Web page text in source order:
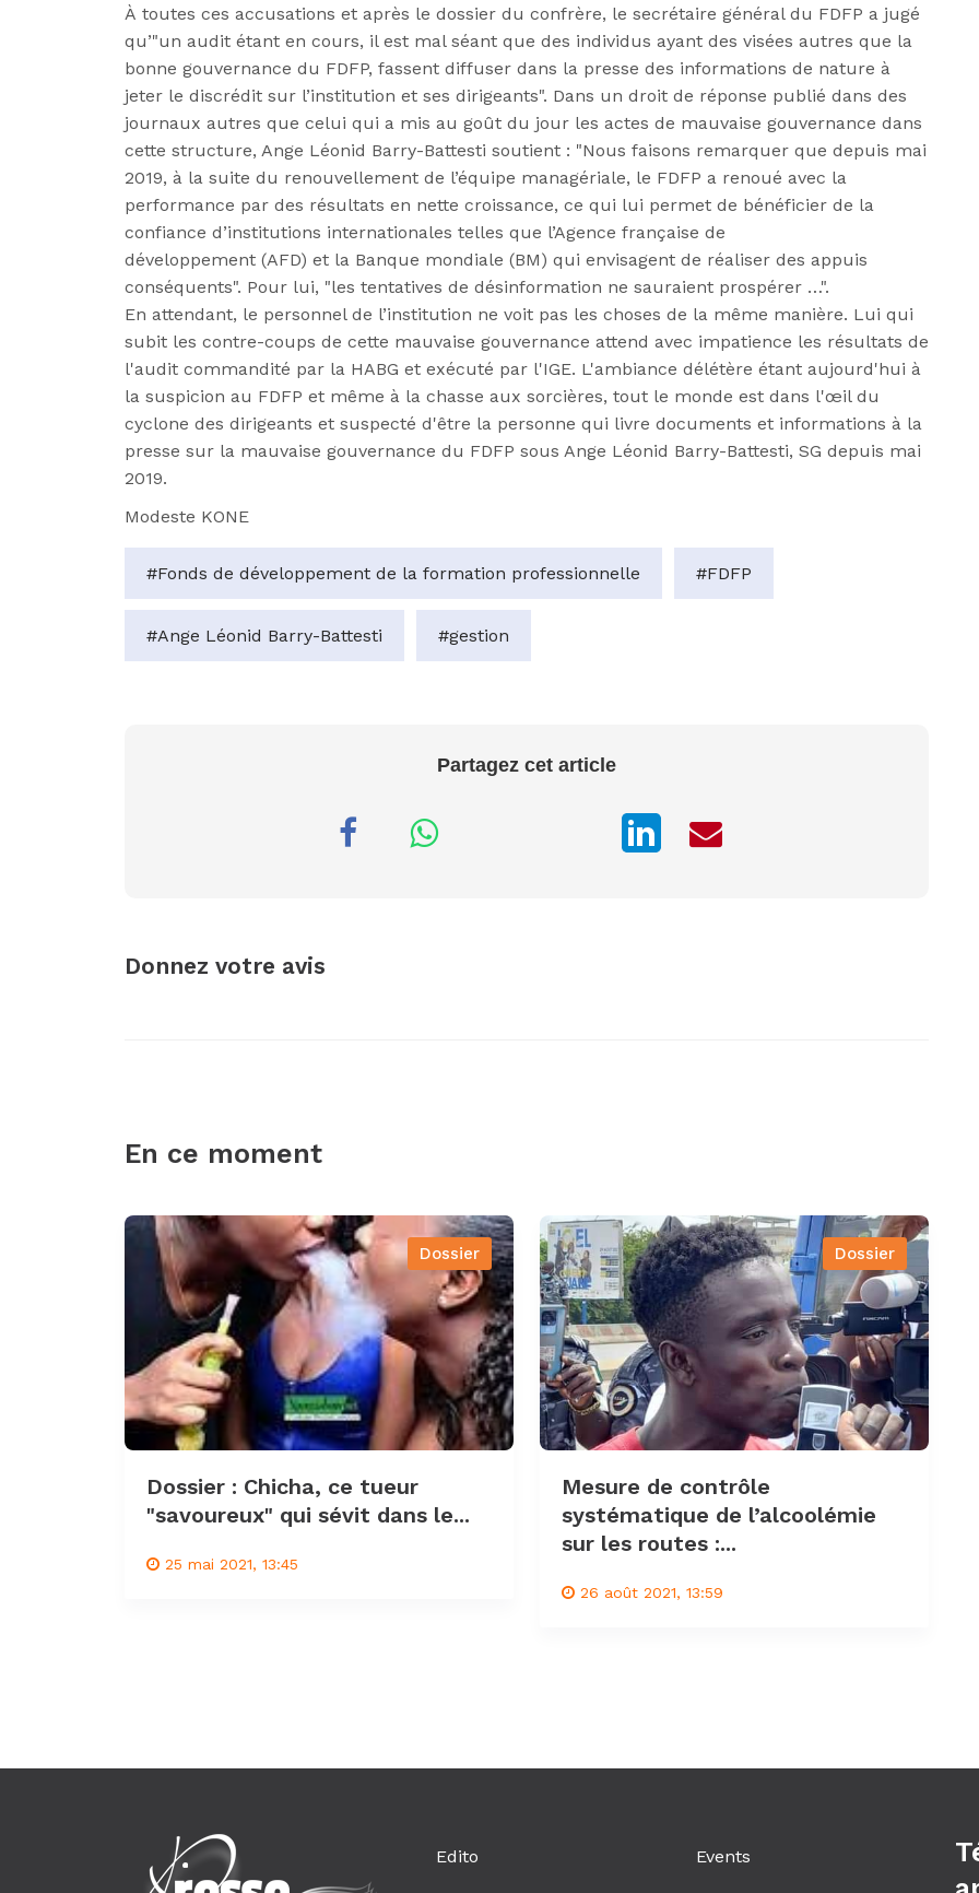
À toutes ces accusations et après le dossier du confrère, le secrétaire général du FDFP a jugé
qu’"un audit étant en cours, il est mal séant que des individus ayant des visées autres que la
bonne gouvernance du FDFP, fassent diffuser dans la presse des informations de nature à
jeter le discrédit sur l’institution et ses dirigeants". Dans un droit de réponse publié dans des
journaux autres que celui qui a mis au goût du jour les actes de mauvaise gouvernance dans
cette structure, Ange Léonid Barry-Battesti soutient : "Nous faisons remarquer que depuis mai
2019, à la suite du renouvellement de l’équipe managériale, le FDFP a renoué avec la
performance par des résultats en nette croissance, ce qui lui permet de bénéficier de la
confiance d’institutions internationales telles que l’Agence française de
développement (AFD) et la Banque mondiale (BM) qui envisagent de réaliser des appuis
conséquents". Pour lui, "les tentatives de désinformation ne sauraient prospérer …".
En attendant, le personnel de l’institution ne voit pas les choses de la même manière. Lui qui
subit les contre-coups de cette mauvaise gouvernance attend avec impatience les résultats de
l'audit commandité par la HABG et exécuté par l'IGE. L'ambiance délétère étant aujourd'hui à
la suspicion au FDFP et même à la chasse aux sorcières, tout le monde est dans l'œil du
cyclone des dirigeants et suspecté d'être la personne qui livre documents et informations à la
presse sur la mauvaise gouvernance du FDFP sous Ange Léonid Barry-Battesti, SG depuis mai
2019.
Modeste KONE
#Fonds de développement de la formation professionnelle #FDFP
#Ange Léonid Barry-Battesti #gestion
Partagez cet article
Donnez votre avis
En ce moment
Dossier
Dossier : Chicha, ce tueur
"savoureux" qui sévit dans le...
25 mai 2021, 13:45
Dossier
Mesure de contrôle
systématique de l’alcoolémie
sur les routes :...
26 août 2021, 13:59
Edito Events